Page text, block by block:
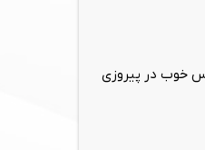
خوب در پیروزی